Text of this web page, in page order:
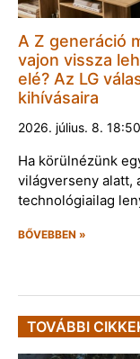
A Z generáció
vajon vissza
elé? Az LG
kihívásaira
2026. július. 8. 18:50
Ha körülnézünk
világverseny alatt,
technológiailag
BŐVEBBEN »
TOVÁBBI